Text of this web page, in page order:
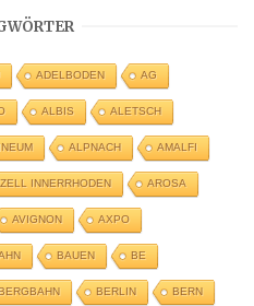
ADELBODEN AG
ALBIS ALETSCH
ALPNACH AMALFI
INNERRHODEN AROSA
AVIGNON AXPO
BAUEN BE
BERLIN BERN